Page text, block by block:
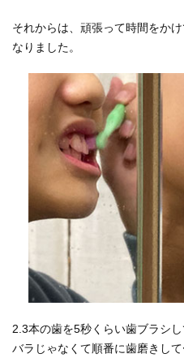
それからは、頑張って時間をか
なりました。
2.3本の歯を5秒くらい歯ブラシ
バラじゃなくて順番に歯磨きして